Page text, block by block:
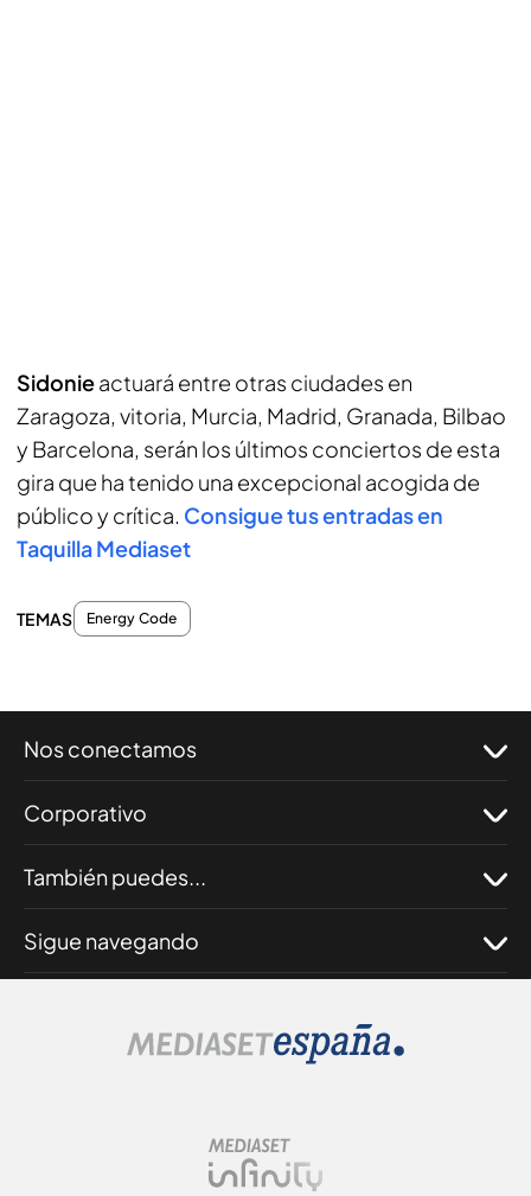
Sidonieactuará entre otras ciudades en
Zaragoza, vitoria, Murcia, Madrid, Granada, Bilbao
y Barcelona, serán los últimos conciertos de esta
gira que ha tenido una excepcional acogida de
público y crítica. Consigue tus entradas en
Taquilla Mediaset
TEMAS Energy Code
Nos conectamos
Corporativo
También puedes...
Sigue navegando